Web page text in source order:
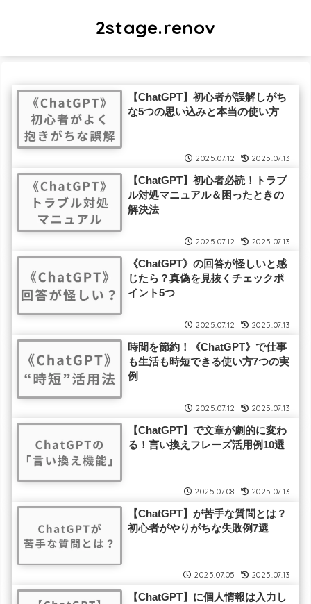
2stage.renov
【ChatGPT】初心者が誤解しがち
な5つの思い込みと本当の使い方
2025.07.12 2025.07.13
【ChatGPT】初心者必読！トラブ
ル対処マニュアル＆困ったときの
解決法
2025.07.12 2025.07.13
《ChatGPT》の回答が怪しいと感
じたら？真偽を見抜くチェックポ
イント5つ
2025.07.12 2025.07.13
時間を節約！《ChatGPT》で仕事
も生活も時短できる使い方7つの実
例
2025.07.12 2025.07.13
【ChatGPT】で文章が劇的に変わ
る！言い換えフレーズ活用例10選
2025.07.08 2025.07.13
【ChatGPT】が苦手な質問とは？
初心者がやりがちな失敗例7選
2025.07.05 2025.07.13
【ChatGPT】に個人情報は入力し